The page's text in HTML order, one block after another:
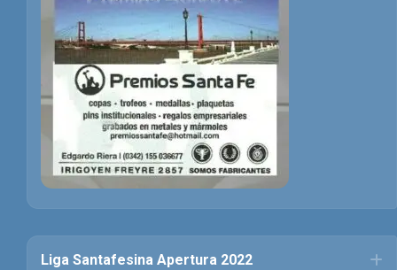
Liga Santafesina Apertura 2022